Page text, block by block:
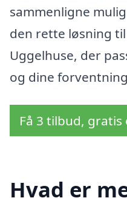
sammenligne
den rette løsning
Uggelhuse, der
og dine
Få 3 tilbud,
Hvad er